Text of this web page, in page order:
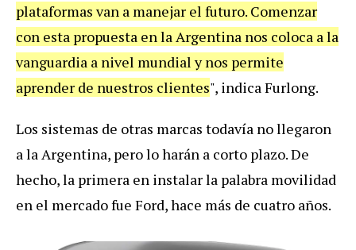
plataformas van a manejar el futuro. Comenzar
con esta propuesta en la Argentina nos coloca a la
vanguardia a nivel mundial y nos permite
aprender de nuestros clientes", indica Furlong.
Los sistemas de otras marcas todavía no llegaron
a la Argentina, pero lo harán a corto plazo. De
hecho, la primera en instalar la palabra movilidad
en el mercado fue Ford, hace más de cuatro años.